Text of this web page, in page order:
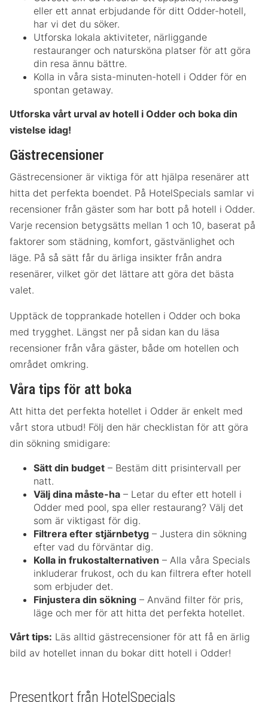
eller ett annat erbjudande för ditt Odder-hotell,
har vi det du söker.
Utforska lokala aktiviteter, närliggande
restauranger och natursköna platser för att göra
din resa ännu bättre.
Kolla in våra sista-minuten-hotell i Odder för en
spontan getaway.
Utforska vårt urval av hotell i Odder och boka din
vistelse idag!
Gästrecensioner
Gästrecensioner är viktiga för att hjälpa resenärer att
hitta det perfekta boendet. På HotelSpecials samlar vi
recensioner från gäster som har bott på hotell i Odder.
Varje recension betygsätts mellan 1 och 10, baserat på
faktorer som städning, komfort, gästvänlighet och
läge. På så sätt får du ärliga insikter från andra
resenärer, vilket gör det lättare att göra det bästa
valet.
Upptäck de topprankade hotellen i Odder och boka
med trygghet. Längst ner på sidan kan du läsa
recensioner från våra gäster, både om hotellen och
området omkring.
Våra tips för att boka
Att hitta det perfekta hotellet i Odder är enkelt med
vårt stora utbud! Följ den här checklistan för att göra
din sökning smidigare:
Sätt din budget – Bestäm ditt prisintervall per
natt.
Välj dina måste-ha – Letar du efter ett hotell i
Odder med pool, spa eller restaurang? Välj det
som är viktigast för dig.
Filtrera efter stjärnbetyg – Justera din sökning
efter vad du förväntar dig.
Kolla in frukostalternativen – Alla våra Specials
inkluderar frukost, och du kan filtrera efter hotell
som erbjuder det.
Finjustera din sökning – Använd filter för pris,
läge och mer för att hitta det perfekta hotellet.
Vårt tips: Läs alltid gästrecensioner för att få en ärlig
bild av hotellet innan du bokar ditt hotell i Odder!
Presentkort från HotelSpecials